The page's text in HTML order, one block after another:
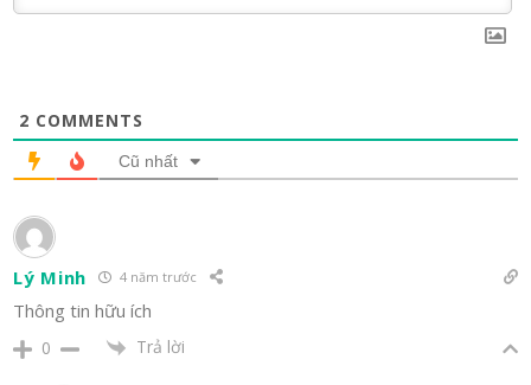
2 COMMENTS
Cũ nhất
Lý Minh 4 năm trước
Thông tin hữu ích
0 Trả lời